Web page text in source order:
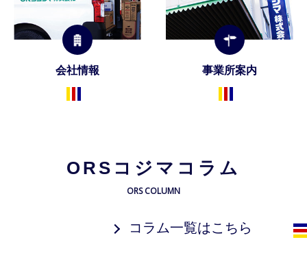
会社情報 事業所案内
ORSコジマコラム
ORS COLUMN
コラム一覧はこちら